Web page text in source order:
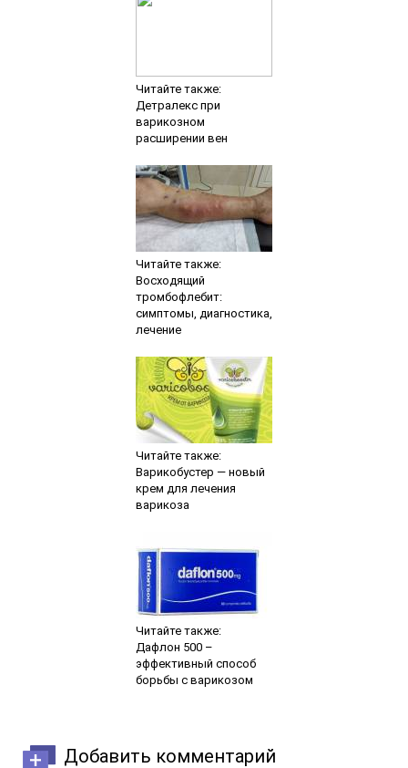
Читайте также:
Детралекс при
варикозном
расширении вен
Читайте также:
Восходящий
тромбофлебит:
симптомы, диагностика,
лечение
Читайте также:
Варикобустер — новый
крем для лечения
варикоза
Читайте также:
Дафлон 500 –
эффективный способ
борьбы с варикозом
Добавить комментарий